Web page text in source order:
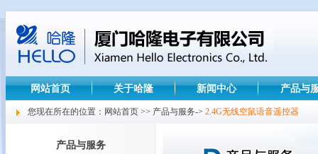
网站首页 关于哈隆 新闻中心 产品与
您现在所在的位置：网站首页 >> 产品与服务-> 2.4G无线空鼠语音遥控器
产品与服务